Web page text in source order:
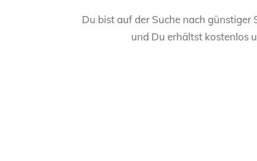
Du bist auf der Suche nach
und Du erhältst kostenlos